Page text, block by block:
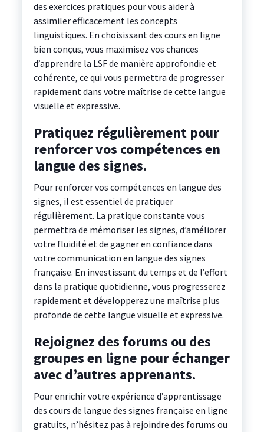
des exercices pratiques pour vous aider à
assimiler efficacement les concepts
linguistiques. En choisissant des cours en ligne
bien conçus, vous maximisez vos chances
d’apprendre la LSF de manière approfondie et
cohérente, ce qui vous permettra de progresser
rapidement dans votre maîtrise de cette langue
visuelle et expressive.
Pratiquez régulièrement pour
renforcer vos compétences en
langue des signes.
Pour renforcer vos compétences en langue des
signes, il est essentiel de pratiquer
régulièrement. La pratique constante vous
permettra de mémoriser les signes, d’améliorer
votre fluidité et de gagner en confiance dans
votre communication en langue des signes
française. En investissant du temps et de l’effort
dans la pratique quotidienne, vous progresserez
rapidement et développerez une maîtrise plus
profonde de cette langue visuelle et expressive.
Rejoignez des forums ou des
groupes en ligne pour échanger
avec d’autres apprenants.
Pour enrichir votre expérience d’apprentissage
des cours de langue des signes française en ligne
gratuits, n’hésitez pas à rejoindre des forums ou